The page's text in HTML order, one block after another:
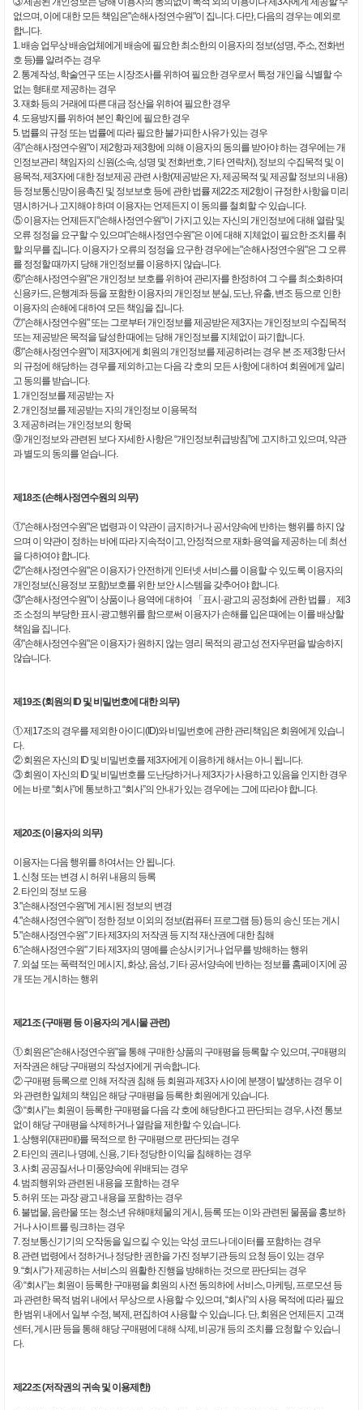
없으며, 이에 대한 모든 책임은"손해사정연수원"이 집니다. 다만, 다음의 경우는 예외로
합니다.
1. 배송 업무상 배송업체에게 배송에 필요한 최소한의 이용자의 정보(성명, 주소, 전화번
호 등)를 알려주는 경우
2. 통계작성, 학술연구 또는 시장조사를 위하여 필요한 경우로서 특정 개인을 식별할 수
없는 형태로 제공하는 경우
3. 재화 등의 거래에 따른 대금 정산을 위하여 필요한 경우
4. 도용방지를 위하여 본인 확인에 필요한 경우
5. 법률의 규정 또는 법률에 따라 필요한 불가피한 사유가 있는 경우
④"손해사정연수원"이 제2항과 제3항에 의해 이용자의 동의를 받아야 하는 경우에는 개
인정보관리 책임자의 신원(소속, 성명 및 전화번호, 기타 연락처), 정보의 수집목적 및 이
용목적, 제3자에 대한 정보제공 관련 사항(제공받은 자, 제공목적 및 제공할 정보의 내용)
등 정보통신망이용촉진 및 정보보호 등에 관한 법률 제22조 제2항이 규정한 사항을 미리
명시하거나 고지해야 하며 이용자는 언제든지 이 동의를 철회할 수 있습니다.
⑤ 이용자는 언제든지"손해사정연수원"이 가지고 있는 자신의 개인정보에 대해 열람 및
오류 정정을 요구할 수 있으며"손해사정연수원"은 이에 대해 지체없이 필요한 조치를 취
할 의무를 집니다. 이용자가 오류의 정정을 요구한 경우에는"손해사정연수원"은 그 오류
를 정정할 때까지 당해 개인정보를 이용하지 않습니다.
⑥"손해사정연수원"은 개인정보 보호를 위하여 관리자를 한정하여 그 수를 최소화하며
신용카드, 은행계좌 등을 포함한 이용자의 개인정보 분실, 도난, 유출, 변조 등으로 인한
이용자의 손해에 대하여 모든 책임을 집니다.
⑦"손해사정연수원" 또는 그로부터 개인정보를 제공받은 제3자는 개인정보의 수집목적
또는 제공받은 목적을 달성한 때에는 당해 개인정보를 지체없이 파기합니다.
⑧"손해사정연수원"이 제3자에게 회원의 개인정보를 제공하려는 경우 본 조 제3항 단서
의 규정에 해당하는 경우를 제외하고는 다음 각 호의 모든 사항에 대하여 회원에게 알리
고 동의를 받습니다.
1. 개인정보를 제공받는 자
2. 개인정보를 제공받는 자의 개인정보 이용목적
3. 제공하려는 개인정보의 항목
⑨ 개인정보와 관련된 보다 자세한 사항은 “개인정보취급방침”에 고지하고 있으며, 약관
과 별도의 동의를 얻습니다.
제18조 (손해사정연수원의 의무)
①"손해사정연수원"은 법령과 이 약관이 금지하거나 공서양속에 반하는 행위를 하지 않
으며 이 약관이 정하는 바에 따라 지속적이고, 안정적으로 재화·용역을 제공하는 데 최선
을 다하여야 합니다.
②"손해사정연수원"은 이용자가 안전하게 인터넷 서비스를 이용할 수 있도록 이용자의
개인정보(신용정보 포함)보호를 위한 보안 시스템을 갖추어야 합니다.
③"손해사정연수원"이 상품이나 용역에 대하여 「표시·광고의 공정화에 관한 법률」 제3
조 소정의 부당한 표시·광고행위를 함으로써 이용자가 손해를 입은 때에는 이를 배상할
책임을 집니다.
④"손해사정연수원"은 이용자가 원하지 않는 영리 목적의 광고성 전자우편을 발송하지
않습니다.
제19조 (회원의 ID 및 비밀번호에 대한 의무)
① 제17조의 경우를 제외한 아이디(ID)와 비밀번호에 관한 관리책임은 회원에게 있습니
다.
② 회원은 자신의 ID 및 비밀번호를 제3자에게 이용하게 해서는 아니 됩니다.
③ 회원이 자신의 ID 및 비밀번호를 도난당하거나 제3자가 사용하고 있음을 인지한 경우
에는 바로 “회사”에 통보하고 “회사”의 안내가 있는 경우에는 그에 따라야 합니다.
제20조 (이용자의 의무)
이용자는 다음 행위를 하여서는 안 됩니다.
1. 신청 또는 변경 시 허위 내용의 등록
2. 타인의 정보 도용
3."손해사정연수원"에 게시된 정보의 변경
4."손해사정연수원"이 정한 정보 이외의 정보(컴퓨터 프로그램 등) 등의 송신 또는 게시
5."손해사정연수원" 기타 제3자의 저작권 등 지적 재산권에 대한 침해
6."손해사정연수원" 기타 제3자의 명예를 손상시키거나 업무를 방해하는 행위
7. 외설 또는 폭력적인 메시지, 화상, 음성, 기타 공서양속에 반하는 정보를 홈페이지에 공
개 또는 게시하는 행위
제21조 (구매평 등 이용자의 게시물 관련)
① 회원은"손해사정연수원"을 통해 구매한 상품의 구매평을 등록할 수 있으며, 구매평의
저작권은 해당 구매평의 작성자에게 귀속합니다.
② 구매평 등록으로 인해 저작권 침해 등 회원과 제3자 사이에 분쟁이 발생하는 경우 이
와 관련한 일체의 책임은 해당 구매평을 등록한 회원에게 있습니다.
③ “회사”는 회원이 등록한 구매평을 다음 각 호에 해당한다고 판단되는 경우, 사전 통보
없이 해당 구매평을 삭제하거나 열람을 제한할 수 있습니다.
1. 상행위(재판매)를 목적으로 한 구매평으로 판단되는 경우
2. 타인의 권리나 명예, 신용, 기타 정당한 이익을 침해하는 경우
3. 사회 공공질서나 미풍양속에 위배되는 경우
4. 범죄행위와 관련된 내용을 포함하는 경우
5. 허위 또는 과장 광고 내용을 포함하는 경우
6. 불법물, 음란물 또는 청소년 유해매체물의 게시, 등록 또는 이와 관련된 물품을 홍보하
거나 사이트를 링크하는 경우
7. 정보통신기기의 오작동을 일으킬 수 있는 악성 코드나 데이터를 포함하는 경우
8. 관련 법령에서 정하거나 정당한 권한을 가진 정부기관 등의 요청 등이 있는 경우
9. “회사”가 제공하는 서비스의 원활한 진행을 방해하는 것으로 판단되는 경우
④ “회사”는 회원이 등록한 구매평을 회원의 사전 동의하에 서비스, 마케팅, 프로모션 등
과 관련한 목적 범위 내에서 무상으로 사용할 수 있으며, “회사”의 사용 목적에 따라 필요
한 범위 내에서 일부 수정, 복제, 편집하여 사용할 수 있습니다. 단, 회원은 언제든지 고객
센터, 게시판 등을 통해 해당 구매평에 대해 삭제, 비공개 등의 조치를 요청할 수 있습니
다.
제22조 (저작권의 귀속 및 이용제한)